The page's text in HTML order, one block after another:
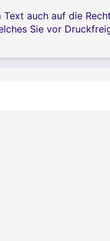
auch auf die
Sie vor